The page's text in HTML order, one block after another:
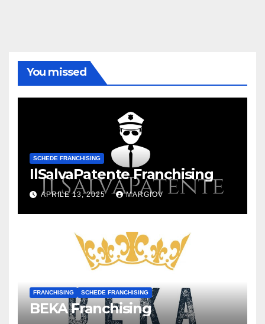
You missed
SCHEDE FRANCHISING
IlSalvaPatente Franchising
APRILE 13, 2025 MARGIOV
FRANCHISING SCHEDE FRANCHISING
BEKA Franchising